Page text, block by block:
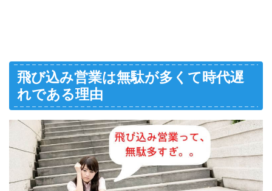
飛び込み営業は無駄が多くて時代遅
れである理由